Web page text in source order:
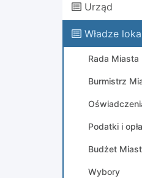
Urząd
Władze
Rada Miasta
Burmistrz
Podatki i
Budżet
Wybory